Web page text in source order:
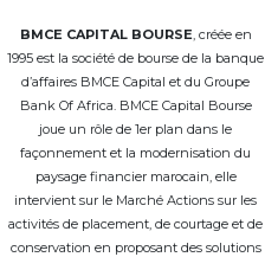
BMCE CAPITAL BOURSE , créée en
1995 est la société de bourse de la banque
d’affaires BMCE Capital et du Groupe
Bank Of Africa. BMCE Capital Bourse
joue un rôle de 1er plan dans le
façonnement et la modernisation du
paysage financier marocain, elle
intervient sur le Marché Actions sur les
activités de placement, de courtage et de
conservation en proposant des solutions